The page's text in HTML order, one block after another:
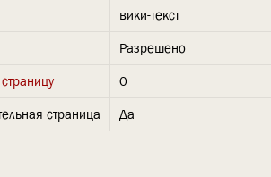
вики-текст
Разрешено
0
страница
Да